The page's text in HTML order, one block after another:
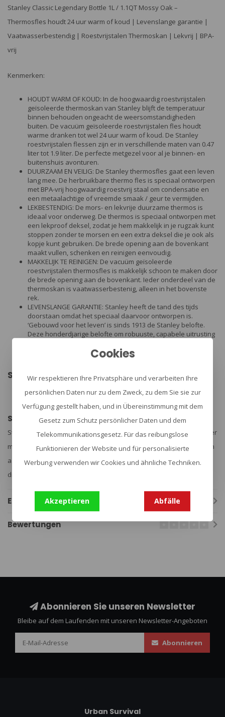
Stanley Classic Legendary Bottle 1L / 1.1QT Mossy Oak –
Thermosfles houdt 24 uur warm of koud | Levenslange garantie |
Vaatwasserbestendig | Roestvrijstalen Thermoskan | Lekvrij | BPA-
vrij
Kenmerken:
HOUDT WARM OF KOUD: In de hoogwaardig roestvrijstalen
geïsoleerde thermoskan van Stanley blijft de temperatuur
binnen behouden ongeacht de weersomstandigheden
buiten. De vacuüm geïsoleerde roestvrijstalen fles houdt
warme dranken tot wel 24 uur warm of koud. De Stanley
roestvrijstalen flessen zijn er in verschillende maten van 0.47
liter tot 1.9 liter. De perfecte metgezel voor al je binnen- en
buitenshuis avonturen.
DUURZAAM EN VEILIG: De Stanley thermosfles gaat een leven
lang mee. De herbruikbare thermo fles is speciaal ontworpen
met BPA-vrij hoogwaardig roestvrij staal om condensatie en
een metaalachtige of vreemde smaak / geur te vermijden.
LEKBESTENDIG: De mors- en lekvrije duurzame thermos is
ideaal voor onderweg. De thermos is speciaal ontworpen met
een lekproof deksel, zodat je hem makkelijk in je rugzak kunt
stoppen zonder te morsen en een extra deksel die je ook als
kopje kunt gebruiken. De brede opening aan de bovenkant
maakt vullen, schenken en reinigen eenvoudig.
MAKKELIJK TE REINIGEN: De vacuüm geïsoleerde
roestvrijstalen thermosfles is makkelijk schoon te maken door
de brede opening aan de bovenkant. Ieder onderdeel van de
thermoskan is vaatwasserbestenig, alleen in het bovenste
rek.
LEVENSLANGE GARANTIE: Stanley heeft de tand des tijds
doorstaan omdat het speciaal daarvoor ontworpen is.
‘Gebouwd voor het leven’ is sinds 1913 de Stanley belofte.
Deze honderdjarige belofte om robuuste, capabele uitrusting
stand. Alle Stanley-producten worden geleverd met een
Specificaties:
Gewicht: 805 gr
Afmetingen: 355 H x 65-92 D mm (exclusief greep)
Stanley 1913
Stanley leidt de industrie, zij creëren oplossingen die het leven beter
maken. Ze blijven legendarische technologie creëren om te voldoen
aan de behoeften van de hele dag door op het gebied van eten en
drinken.
Eigenschaften
Bewertungen
Abonnieren Sie unseren Newsletter
Bleibe auf dem Laufenden mit unseren Newsletter-Angeboten
Abonnieren
Urban Survival
Cookies
Wir respektieren Ihre Privatsphäre und verarbeiten Ihre
persönlichen Daten nur zu dem Zweck, zu dem Sie sie zur
Verfügung gestellt haben, und in Übereinstimmung mit dem
Gesetz zum Schutz persönlicher Daten und dem
Telekommunikationsgesetz. Für das reibungslose
Funktionieren der Website und für personalisierte
Werbung verwenden wir Cookies und ähnliche Techniken.
Akzeptieren Abfälle